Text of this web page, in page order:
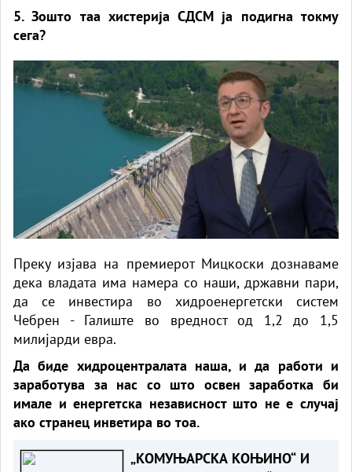
5. Зошто таа хистерија СДСМ ја подигна токму
сега?
Преку изјава на премиерот Мицкоски дознаваме
дека владата има намера со наши, државни пари,
да се инвестира во хидроенергетски систем
Чебрен - Галиште во вредност од 1,2 до 1,5
милијарди евра.
Да биде хидроцентралата наша, и да работи и
заработува за нас со што освен заработка би
имале и енергетска независност што не е случај
ако странец инветира во тоа.
„КОМУЊАРСКА КОЊИНО“ И